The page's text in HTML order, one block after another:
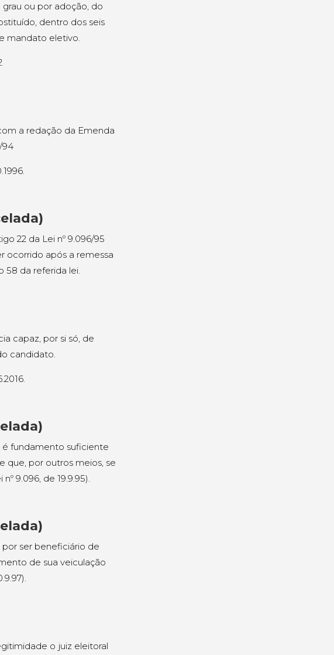
ou por adoção, do
dentro dos seis
mandato eletivo.
a redação da Emenda
94
22 da Lei nº 9.096/95
ocorrido após a remessa
58 da referida lei.
capaz, por si só, de
candidato.
fundamento suficiente
que, por outros meios, se
9.096, de 19.9.95).
ser beneficiário de
de sua veiculação
o juiz eleitoral